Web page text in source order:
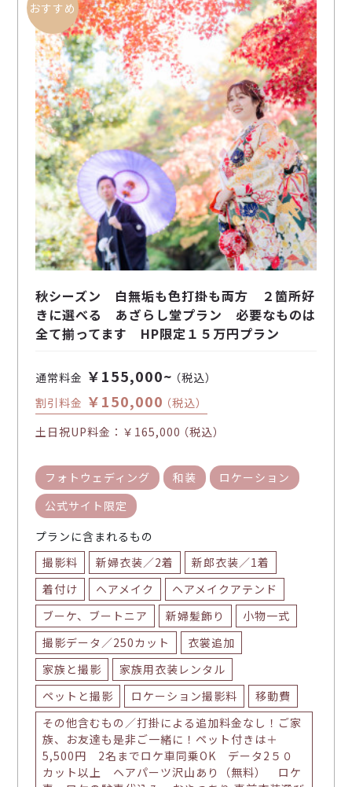
秋シーズン 白無垢も色打掛も両方 ２箇所好
きに選べる あざらし堂プラン 必要なものは
全て揃ってます HP限定１５万円プラン
通常料金 ￥155,000~（税込）
割引料金 ￥150,000（税込）
土日祝UP料金： ￥165,000（税込）
フォトウェディング 和装
ロケーション
公式サイト限定
プランに含まれるもの
撮影料
新婦衣装／2着
新郎衣装／1着
着付け
ヘアメイク
ヘアメイクアテンド
ブーケ、ブートニア
新婦髪飾り
小物一式
撮影データ／250カット
衣裳追加
家族と撮影
家族用衣装レンタル
ペットと撮影
ロケーション撮影料
移動費
その他含むもの／打掛による追加料金なし！ご家
族、お友達も是非ご一緒に！ペット付きは＋
5,500円 2名までロケ車同乗OK データ2５０
カット以上 ヘアパーツ沢山あり（無料） ロケ